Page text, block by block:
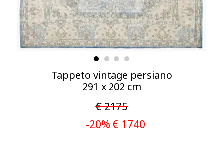
Tappeto vintage persiano
291 x 202 cm
€ 2175
-20% € 1740